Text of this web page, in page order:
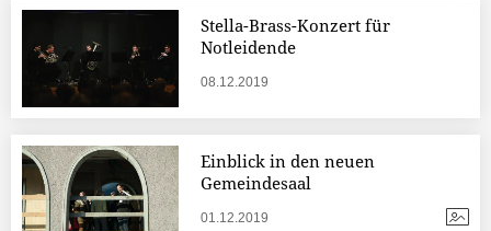
Stella-Brass-Konzert für
Notleidende
08.12.2019
Einblick in den neuen
Gemeindesaal
01.12.2019